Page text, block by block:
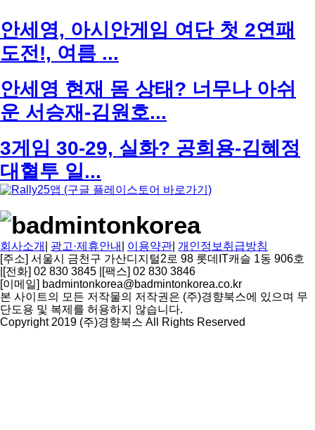
안세영, 아시안게임 여단 첫 2연패
도전!, 여름 ...
안세영 현재 몸 상태? 너무나 아쉬
운 서승재-김원호...
3게임 30-29, 실화? 공희용-김혜정
대혈투 일...
회사소개 광고·제휴안내 이용약관 개인정보취급방침
[주소] 서울시 금천구 가산디지털2로 98 롯데IT캐슬 1동 906호
[전화] 02 830 3845 [팩스] 02 830 3846
[이메일] badmintonkorea@badmintonkorea.co.kr
본 사이트의 모든 저작물의 저작권은 (주)경향북스에 있으며 무
단도용 및 복제를 허용하지 않습니다.
Copyright 2019 (주)경향북스 All Rights Reserved